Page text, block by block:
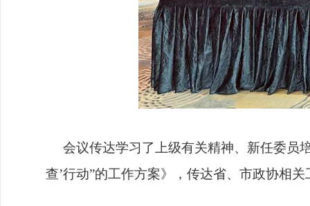
会议传达学习了上级有关精神、新任委员
查’行动”的工作方案》，传达省、市政协相